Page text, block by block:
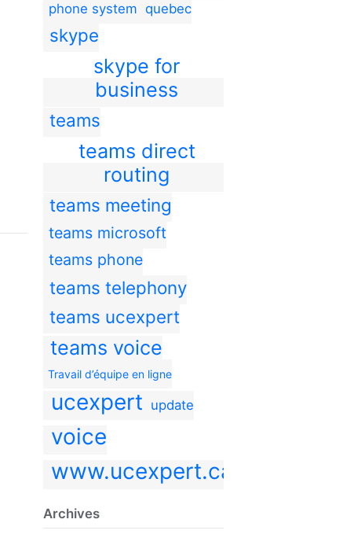
phone system quebec
skype
skype for
business
teams
teams direct
routing
teams meeting
teams microsoft
teams phone
teams telephony
teams ucexpert
teams voice
Travail d’équipe en ligne
ucexpert update
voice
www.ucexpert.ca
Archives